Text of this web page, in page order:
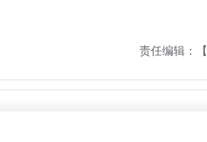
责任编辑：【